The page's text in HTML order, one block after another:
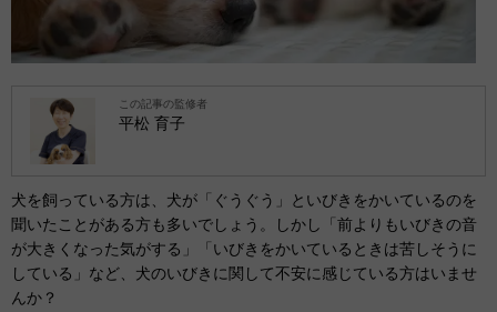
この記事の監修者
平松 育子
犬を飼っている方は、犬が「ぐうぐう」といびきをかいているのを
聞いたことがある方も多いでしょう。しかし「前よりもいびきの音
が大きくなった気がする」「いびきをかいているときは苦しそうに
している」など、犬のいびきに関して不安に感じている方はいませ
んか？